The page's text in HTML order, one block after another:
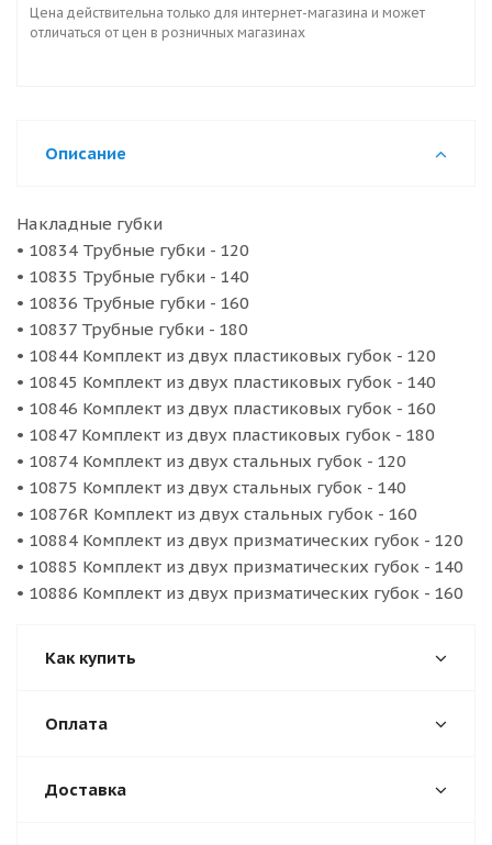
Цена действительна только для интернет-магазина и может
отличаться от цен в розничных магазинах
Описание
Накладные губки
• 10834 Трубные губки - 120
• 10835 Трубные губки - 140
• 10836 Трубные губки - 160
• 10837 Трубные губки - 180
• 10844 Комплект из двух пластиковых губок - 120
• 10845 Комплект из двух пластиковых губок - 140
• 10846 Комплект из двух пластиковых губок - 160
• 10847 Комплект из двух пластиковых губок - 180
• 10874 Комплект из двух стальных губок - 120
• 10875 Комплект из двух стальных губок - 140
• 10876R Комплект из двух стальных губок - 160
• 10884 Комплект из двух призматических губок - 120
• 10885 Комплект из двух призматических губок - 140
• 10886 Комплект из двух призматических губок - 160
Как купить
Оплата
Доставка